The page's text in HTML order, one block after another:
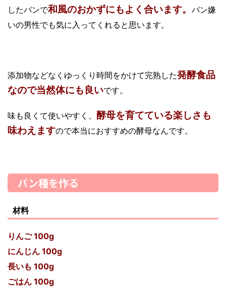
したパンで和風のおかずにもよく合います。 パン嫌
いの男性でも気に入ってくれると思います。
添加物などなく ゆっくり時間をかけて完熟した発酵食品
なので当然体にも良いです。
味も良くて使いやすく、 酵母を育てている楽しさも
味わえますので本当におすすめの酵母なんです。
パン種を作る
材料
りんご 100g
にんじん 100g
長いも 100g
ごはん 100g